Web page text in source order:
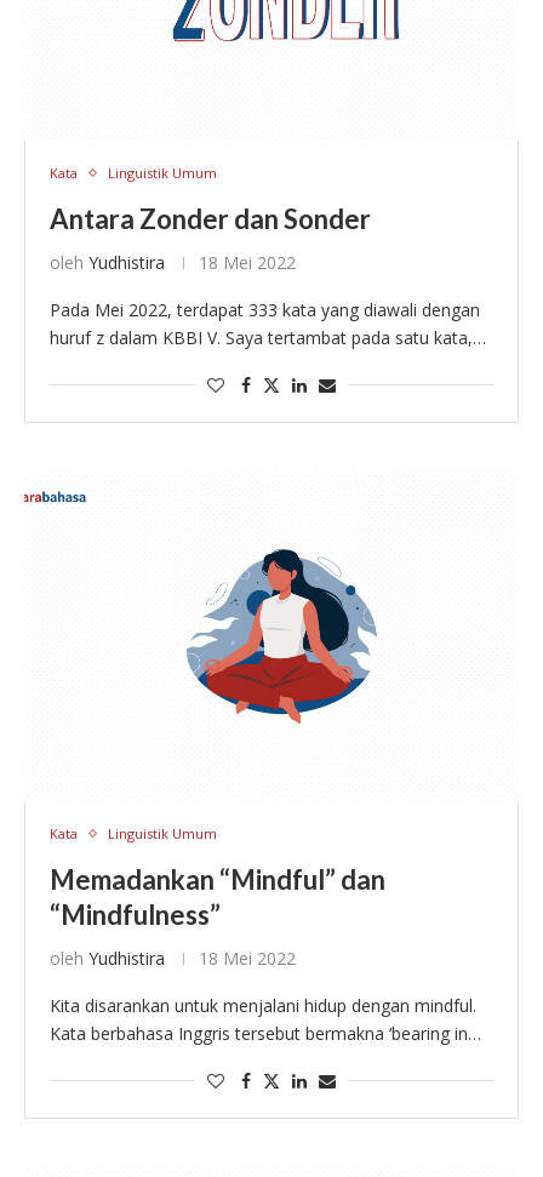
Kata Linguistik Umum
Antara Zonder dan Sonder
oleh Yudhistira 18 Mei 2022
Pada Mei 2022, terdapat 333 kata yang diawali dengan
huruf z dalam KBBI V. Saya tertambat pada satu kata,
pada novel-novel …
Kata Linguistik Umum
Memadankan “Mindful” dan
“Mindfulness”
oleh Yudhistira 18 Mei 2022
Kita disarankan untuk menjalani hidup dengan mindful.
Kata berbahasa Inggris tersebut bermakna ‘bearing in
Santhosa yang dikelola oleh Adjie Santosoputro—
seorang lulusan …